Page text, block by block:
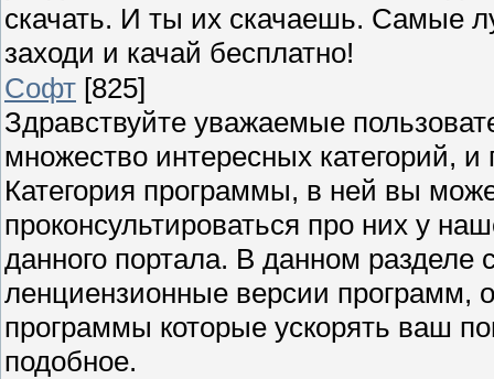
скачать. И ты их скачаешь. Самые
заходи и качай бесплатно!
Софт [825]
Здравствуйте уважаемые
множество интересных категорий,
Категория программы, в ней вы
проконсультироваться про них у
данного портала. В данном разделе
ленциензионные версии программ,
программы которые ускорять ваш
подобное.